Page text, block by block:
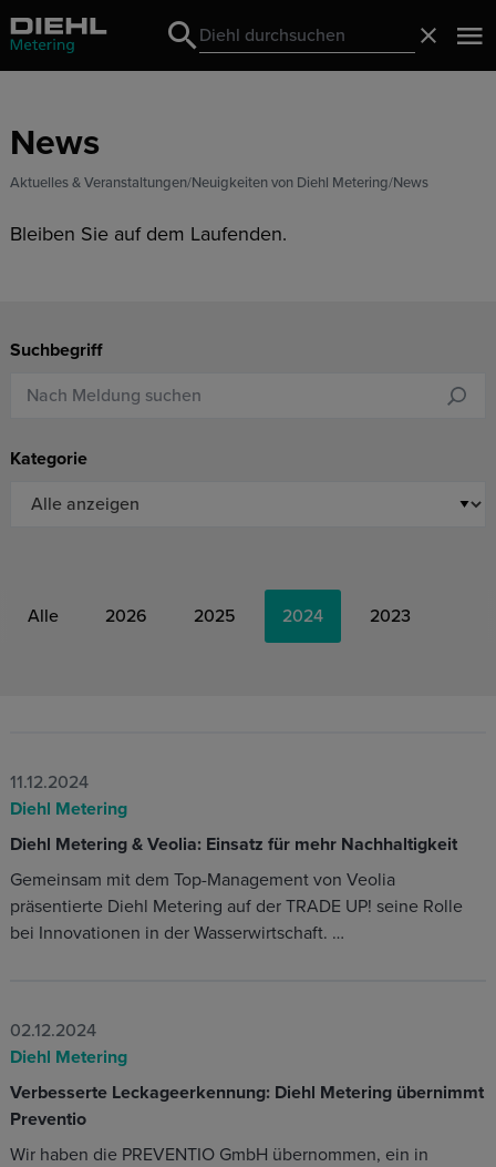
Search
Search
News
Aktuelles & Veranstaltungen Neuigkeiten von Diehl Metering News
Bleiben Sie auf dem Laufenden.
Suchbegriff
Kategorie
Alle 2026 2025 2024 2023
11.12.2024
Diehl Metering
Diehl Metering & Veolia: Einsatz für mehr Nachhaltigkeit
Gemeinsam mit dem Top-Management von Veolia
präsentierte Diehl Metering auf der TRADE UP! seine Rolle
bei Innovationen in der Wasserwirtschaft. …
02.12.2024
Diehl Metering
Verbesserte Leckageerkennung: Diehl Metering übernimmt
Preventio
Wir haben die PREVENTIO GmbH übernommen, ein in